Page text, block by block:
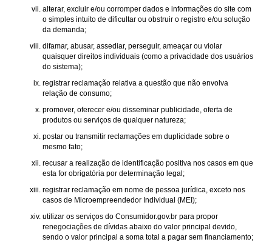
alterar, excluir e/ou corromper dados e informações do site com
o simples intuito de dificultar ou obstruir o registro e/ou solução
da demanda;
difamar, abusar, assediar, perseguir, ameaçar ou violar
quaisquer direitos individuais (como a privacidade dos usuários
do sistema);
registrar reclamação relativa a questão que não envolva
relação de consumo;
promover, oferecer e/ou disseminar publicidade, oferta de
produtos ou serviços de qualquer natureza;
postar ou transmitir reclamações em duplicidade sobre o
mesmo fato;
recusar a realização de identificação positiva nos casos em que
esta for obrigatória por determinação legal;
registrar reclamação em nome de pessoa jurídica, exceto nos
casos de Microempreendedor Individual (MEI);
utilizar os serviços do Consumidor.gov.br para propor
renegociações de dívidas abaixo do valor principal devido,
sendo o valor principal a soma total a pagar sem financiamento;